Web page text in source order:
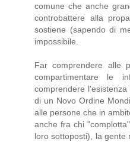
comune che anche
controbattere alla
sostiene (sapendo di
impossibile.
Far comprendere alle
compartimentare le
comprendere
di un Novo Ordine
alle persone che in
anche fra chi
loro sottoposti), la gente